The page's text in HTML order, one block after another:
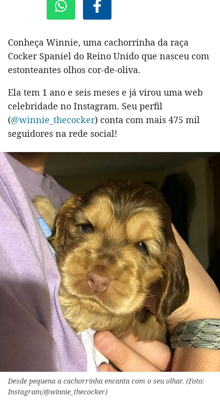
Conheça Winnie, uma cachorrinha da raça
Cocker Spaniel do Reino Unido que nasceu com
estonteantes olhos cor-de-oliva.
Ela tem 1 ano e seis meses e já virou uma web
celebridade no Instagram. Seu perfil
(@winnie_thecocker) conta com mais 475 mil
seguidores na rede social!
Desde pequena a cachorrinha encanta com o seu olhar. (Foto:
Instagram/@winnie_thecocker)